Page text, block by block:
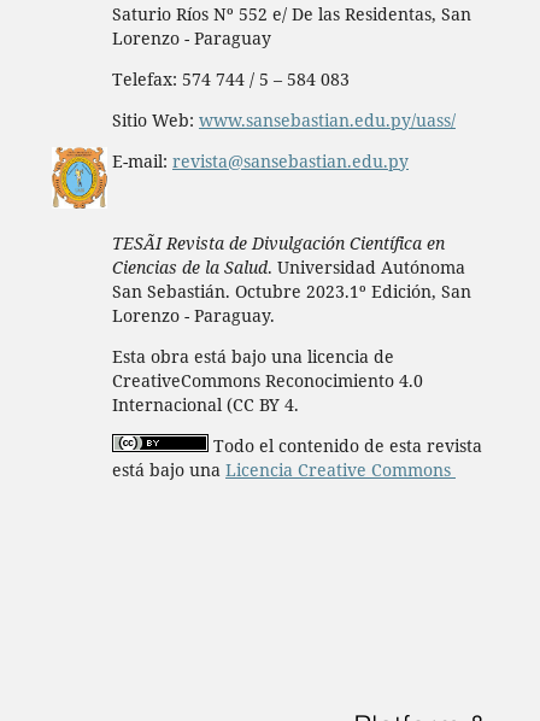
Saturio Ríos Nº 552 e/ De las Residentas, San
Lorenzo - Paraguay
Telefax: 574 744 / 5 – 584 083
Sitio Web: www.sansebastian.edu.py/uass/
E-mail: revista@sansebastian.edu.py
TESÃI Revista de Divulgación Científica en
Ciencias de la Salud. Universidad Autónoma
San Sebastián. Octubre 2023.1º Edición, San
Lorenzo - Paraguay.
Esta obra está bajo una licencia de
CreativeCommons Reconocimiento 4.0
Internacional (CC BY 4.
Todo el contenido de esta revista
está bajo una Licencia Creative Commons